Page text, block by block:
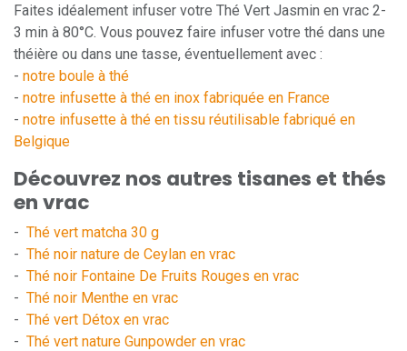
Faites idéalement infuser votre Thé Vert Jasmin en vrac 2-
3 min à 80°C. Vous pouvez faire infuser votre thé dans une
théière ou dans une tasse, éventuellement avec :
- notre boule à thé
- notre infusette à thé en inox fabriquée en France
- notre infusette à thé en tissu réutilisable fabriqué en
Belgique
Découvrez nos autres tisanes et thés
en vrac
- Thé vert matcha 30 g
- Thé noir nature de Ceylan en vrac
- Thé noir Fontaine De Fruits Rouges en vrac
- Thé noir Menthe en vrac
- Thé vert Détox en vrac
- Thé vert nature Gunpowder en vrac